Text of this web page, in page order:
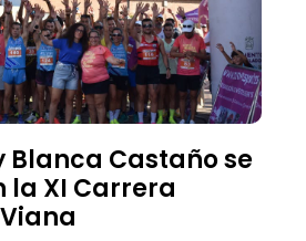
Blanca Castaño se
la XI Carrera